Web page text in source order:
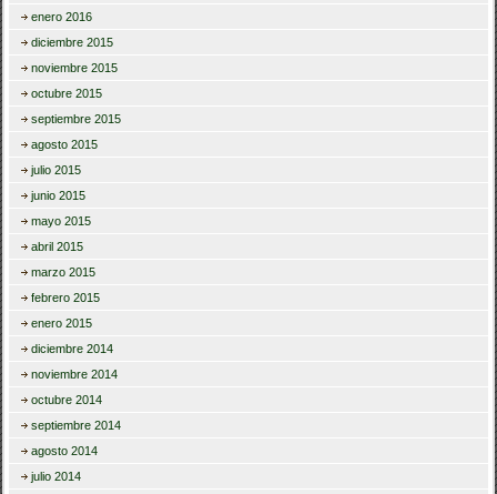
enero 2016
diciembre 2015
noviembre 2015
octubre 2015
septiembre 2015
agosto 2015
julio 2015
junio 2015
mayo 2015
abril 2015
marzo 2015
febrero 2015
enero 2015
diciembre 2014
noviembre 2014
octubre 2014
septiembre 2014
agosto 2014
julio 2014